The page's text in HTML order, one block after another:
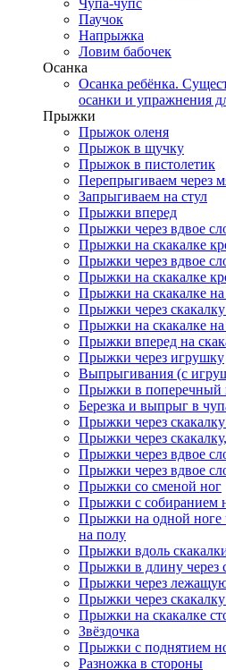
Чупа-чупс
Паучок
Напрыжка
Ловим бабочек
Осанка
Осанка ребёнка.
осанки и упражнения
Прыжки
Прыжок оленя
Прыжок в щучку
Прыжок в пистолетик
Перепрыгиваем через
Запрыгиваем на стул
Прыжки вперед
Прыжки через вдвое
Прыжки на скакалке
Прыжки через вдвое
Прыжки на скакалке
Прыжки на скакалке
Прыжки через
Прыжки на скакалке на
Прыжки вперед на
Прыжки через игрушку
Выпрыгивания (с
Прыжки в поперечный
Березка и выпрыг в
Прыжки через скакалку
Прыжки через
Прыжки через вдвое
Прыжки через вдвое
Прыжки со сменой ног
Прыжки с собиранием
Прыжки на одной ноге
на полу
Прыжки вдоль
Прыжки в длину через
Прыжки через
Прыжки через скакалку
Прыжки на скакалке
Звёздочка
Прыжки с поднятием
Разножка в стороны